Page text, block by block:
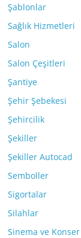
Şablonlar
Sağlık Hizmetleri
Salon
Salon Çeşitleri
Şantiye
Şehir Şebekesi
Şehircilik
Şekiller
Şekiller Autocad
Semboller
Sigortalar
Silahlar
Sinema ve Konser